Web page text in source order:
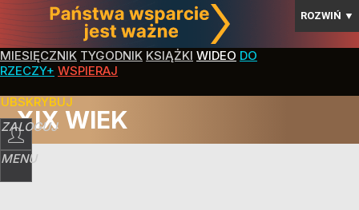
ROZWIŃ ▼
MIESIĘCZNIK TYGODNIK KSIĄŻKI WIDEO DO
RZECZY+ WSPIERAJ
ZALOGUJ
MENU
XIX WIEK